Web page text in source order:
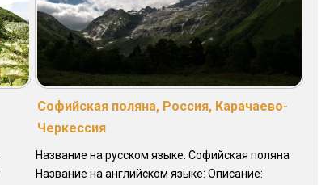
Софийская поляна, Россия, Карачаево-
Черкессия
Название на русском языке: Софийская поляна
Название на английском языке: Описание: